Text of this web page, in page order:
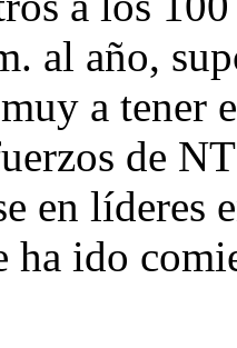
al año,
muy a tener
de
en líderes
ha ido